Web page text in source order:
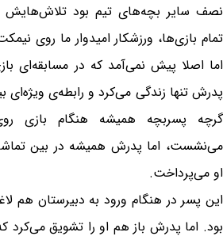
نصف سایر بچه‌های تیم بود تلاش‌هایش
تمام بازی‌ها، ورزشکار امیدوار ما روی
اما اصلا پیش نمی‌آمد که در مسابقه‌ای
پدرش تنها زندگی می‌کرد و رابطه‌ی
گرچه پسربچه همیشه هنگام بازی
می‌نشست، اما پدرش همیشه در بین
او می‌پرداخت.
این پسر در هنگام ورود به دبیرستان هم
بود. اما پدرش باز هم او را تشویق می‌کرد